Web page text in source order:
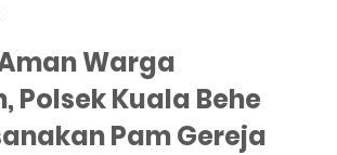
Warga
Polsek Kuala Behe
Pam Gereja